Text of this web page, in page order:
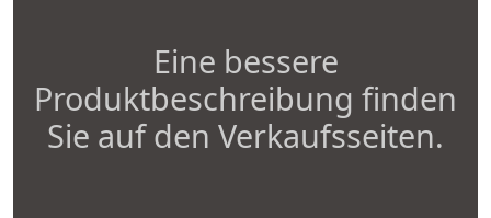
Eine bessere
Produktbeschreibung finden
Sie auf den Verkaufsseiten.